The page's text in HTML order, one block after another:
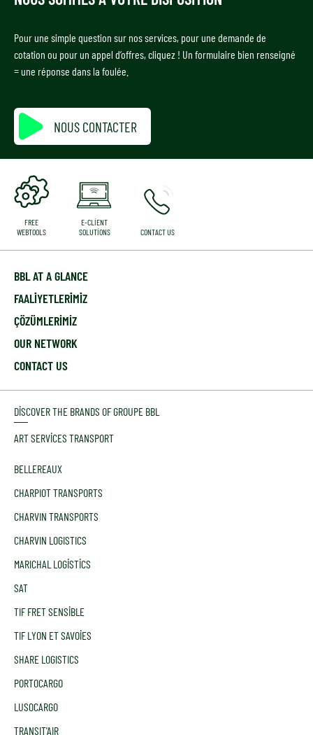
Pour une simple question sur nos services, pour une demande de
cotation ou pour un appel d’offres, cliquez ! Un formulaire bien renseigné
= une réponse dans la foulée.
NOUS CONTACTER
FREE
WEBTOOLS
E-CLIENT
SOLUTIONS
CONTACT US
BBL AT A GLANCE
FAALİYETLERİMİZ
ÇÖZÜMLERIMIZ
OUR NETWORK
CONTACT US
DISCOVER THE BRANDS OF GROUPE BBL
ART SERVICES TRANSPORT
BELLEREAUX
CHARPIOT TRANSPORTS
CHARVIN TRANSPORTS
CHARVIN LOGISTICS
MARICHAL LOGISTICS
SAT
TIF FRET SENSIBLE
TIF LYON ET SAVOIES
SHARE LOGISTICS
PORTOCARGO
LUSOCARGO
TRANSIT'AIR